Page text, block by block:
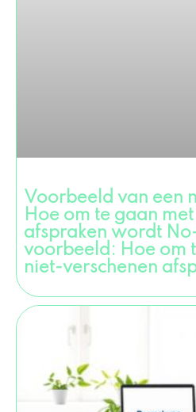
Voorbeeld van een
Hoe om te gaan
afspraken wordt
voorbeeld: Hoe om
niet-verschenen